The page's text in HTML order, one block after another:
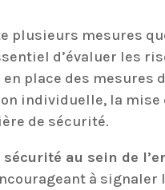
plusieurs mesures
d’évaluer les
place des mesures
individuelle, la
de sécurité.
au sein de
à